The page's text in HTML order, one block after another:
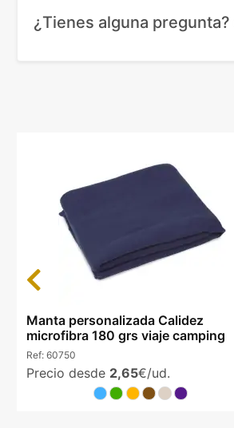
¿Tienes alguna pregunta?
Manta personalizada Calidez
microfibra 180 grs viaje camping
Ref: 60750
Precio desde 2,65€/ud.
Previous